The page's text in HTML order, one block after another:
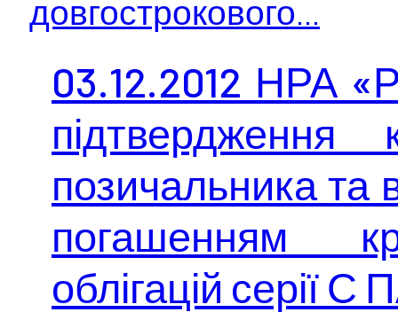
довгострокового...
03.12.2012 НРА
підтвердження
позичальника та
погашенням
облігацій